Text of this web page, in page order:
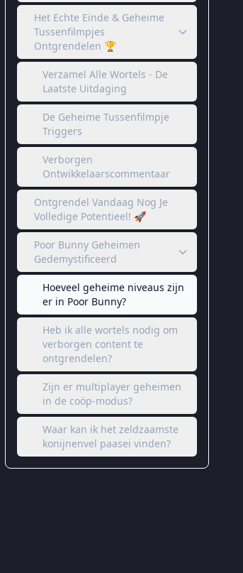
Het Echte Einde & Geheime
Tussenfilmpjes
Ontgrendelen 🏆
Verzamel Alle Wortels - De
Laatste Uitdaging
De Geheime Tussenfilmpje
Triggers
Verborgen
Ontwikkelaarscommentaar
Ontgrendel Vandaag Nog Je
Volledige Potentieel! 🚀
Poor Bunny Geheimen
Gedemystificeerd
Hoeveel geheime niveaus zijn
er in Poor Bunny?
Heb ik alle wortels nodig om
verborgen content te
ontgrendelen?
Zijn er multiplayer geheimen
in de coöp-modus?
Waar kan ik het zeldzaamste
konijnenvel paasei vinden?